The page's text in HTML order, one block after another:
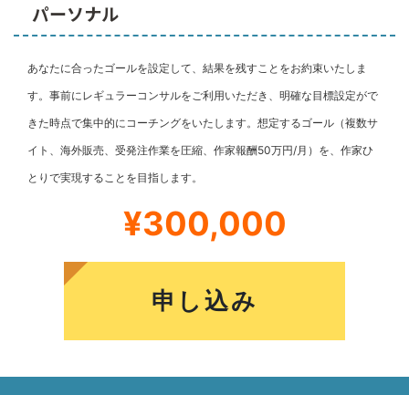
パーソナル
あなたに合ったゴールを設定して、結果を残すことをお約束いたしま
す。事前にレギュラーコンサルをご利用いただき、明確な目標設定がで
きた時点で集中的にコーチングをいたします。想定するゴール（複数サ
イト、海外販売、受発注作業を圧縮、作家報酬50万円/月）を、作家ひ
とりで実現することを目指します。
¥300,000
申し込み